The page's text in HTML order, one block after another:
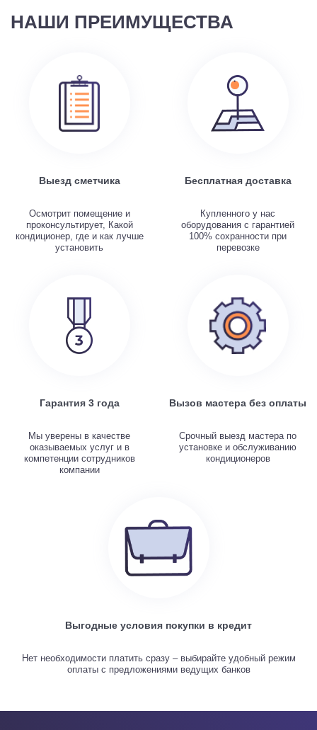
НАШИ ПРЕИМУЩЕСТВА
Выезд сметчика
Осмотрит помещение и
проконсультирует, Какой
кондиционер, где и как лучше
установить
Бесплатная доставка
Купленного у нас
оборудования с гарантией
100% сохранности при
перевозке
Гарантия 3 года
Мы уверены в качестве
оказываемых услуг и в
компетенции сотрудников
компании
Вызов мастера без оплаты
Срочный выезд мастера по
установке и обслуживанию
кондиционеров
Выгодные условия покупки в кредит
Нет необходимости платить сразу – выбирайте удобный режим
оплаты с предложениями ведущих банков